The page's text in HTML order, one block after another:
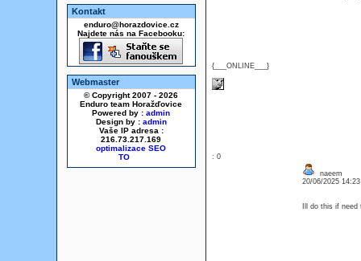
Kontakt
enduro@horazdovice.cz
Najdete nás na Facebooku:
Webmaster
© Copyright 2007 - 2026
Enduro team Horažďovice
Powered by : admin
Design by : admin
Vaše IP adresa :
216.73.217.169
optimalizace SEO
{___ONLINE___}
: 0
naeem
20/06/2025
Ill do this if